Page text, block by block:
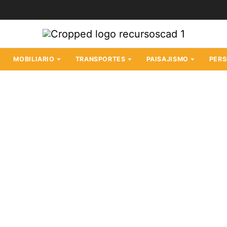
MOBILIARIO TRANSPORTES PAISAJISMO